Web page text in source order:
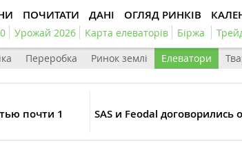
ПОЧИТАТИ ДАНІ ОГЛЯД РИНКІВ
Урожай 2026 Карта елеваторів Біржа
Переробка Ринок землі Елеватори
почти 1
SAS и Feodal договорились